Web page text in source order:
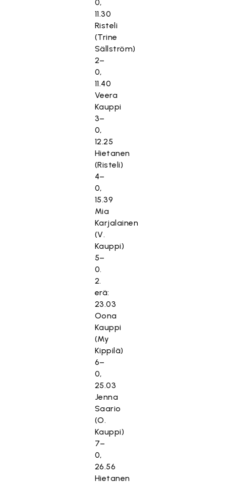
0,
11.30
Risteli
(Trine
Sällström)
2–
0,
11.40
Veera
Kauppi
3–
0,
12.25
Hietanen
(Risteli)
4–
0,
15.39
Mia
Karjalainen
(V.
Kauppi)
5–
0.
2.
erä:
23.03
Oona
Kauppi
(My
Kippilä)
6–
0,
25.03
Jenna
Saario
(O.
Kauppi)
7–
0,
26.56
Hietanen